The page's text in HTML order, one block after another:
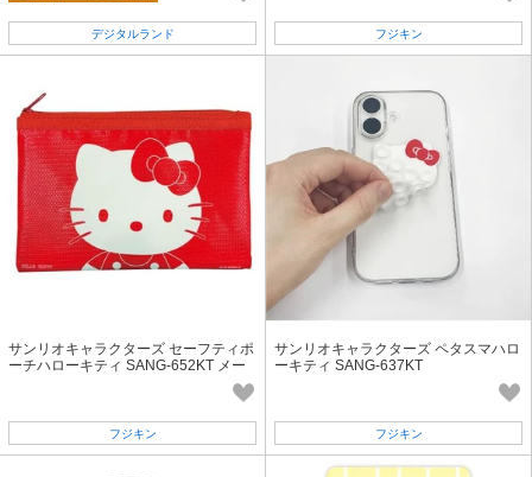
デジタルランド フジキン
サンリオキャラクターズ セーフティポ
ーチハローキティ SANG-652KT メー
フジキン
サンリオキャラクターズ ペタスマハロ
ーキティ SANG-637KT
フジキン